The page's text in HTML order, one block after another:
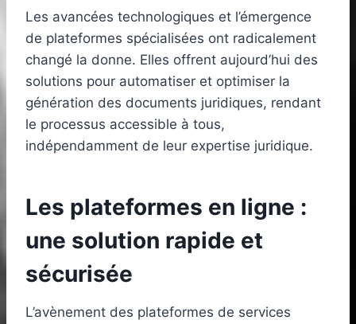
Les avancées technologiques et l’émergence
de plateformes spécialisées ont radicalement
changé la donne. Elles offrent aujourd’hui des
solutions pour automatiser et optimiser la
génération des documents juridiques, rendant
le processus accessible à tous,
indépendamment de leur expertise juridique.
Les plateformes en ligne :
une solution rapide et
sécurisée
L’avènement des plateformes de services